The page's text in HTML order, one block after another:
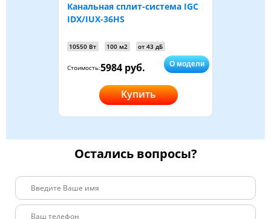
Канальная сплит-система IGC
IDX/IUX-36HS
10550 Вт 100 м2 от 43 дБ
Стоимость:5984 руб. О модели
Купить
Остались вопросы?